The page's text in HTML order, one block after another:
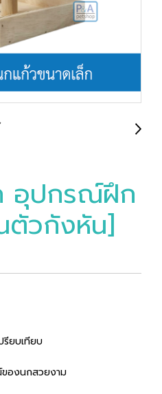
อุปกรณ์ฝึก
ตัวกังหัน]
รียบเทียบ
องนกสวยงาม